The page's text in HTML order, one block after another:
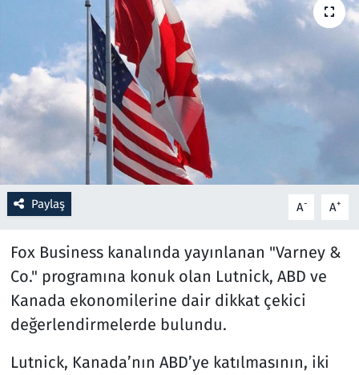
Paylaş A- A+
Fox Business kanalında yayınlanan "Varney &
Co." programına konuk olan Lutnick, ABD ve
Kanada ekonomilerine dair dikkat çekici
değerlendirmelerde bulundu.
Lutnick, Kanada’nın ABD’ye katılmasının, iki
Ramazan
Resmi İlanlar
Rüya Tabirleri
Sağlık
Savunma Sanayi
Spor
Teknoloji ve Bilim
Televizyon